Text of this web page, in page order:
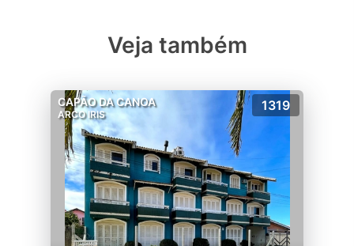
Veja também
CAPÃO DA CANOA
ARCO IRIS
1319